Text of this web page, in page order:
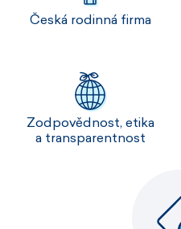
Česká rodinná firma
Zodpovědnost, etika
a transparentnost